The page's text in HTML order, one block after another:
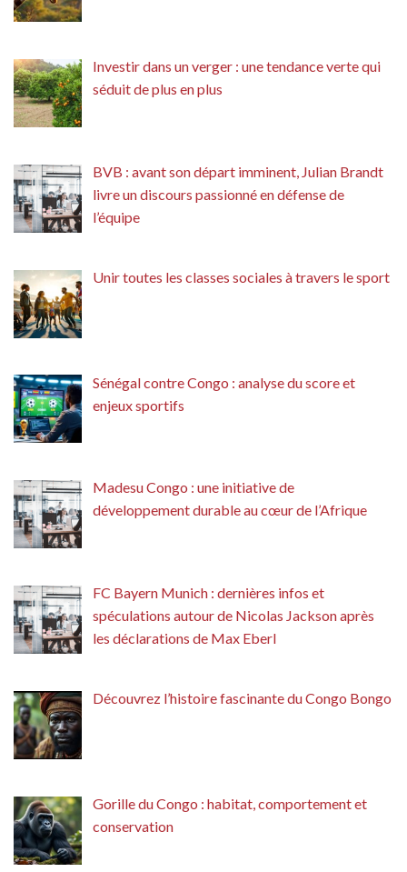
Investir dans un verger : une tendance verte qui
séduit de plus en plus
BVB : avant son départ imminent, Julian Brandt
livre un discours passionné en défense de
l’équipe
Unir toutes les classes sociales à travers le sport
Sénégal contre Congo : analyse du score et
enjeux sportifs
Madesu Congo : une initiative de
développement durable au cœur de l’Afrique
FC Bayern Munich : dernières infos et
spéculations autour de Nicolas Jackson après
les déclarations de Max Eberl
Découvrez l’histoire fascinante du Congo Bongo
Gorille du Congo : habitat, comportement et
conservation